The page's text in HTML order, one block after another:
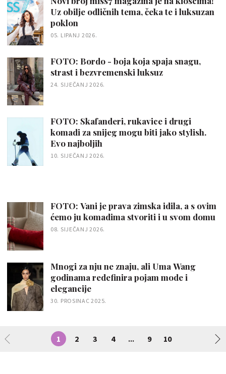
Uz obilje odličnih tema, čeka te i luksuzan
poklon
05. LIPANJ 2026.
FOTO: Bordo - boja koja spaja snagu,
strast i bezvremenski luksuz
24. SIJEČANJ 2026.
FOTO: Skafanderi, rukavice i drugi
komadi za snijeg mogu biti jako stylish.
Evo najboljih
10. SIJEČANJ 2026.
FOTO: Vani je prava zimska idila, a s ovim
ćemo ju komadima stvoriti i u svom domu
08. SIJEČANJ 2026.
Mnogi za nju ne znaju, ali Uma Wang
godinama redefinira pojam mode i
elegancije
30. PROSINAC 2025.
1 2 3 4 ... 9 10